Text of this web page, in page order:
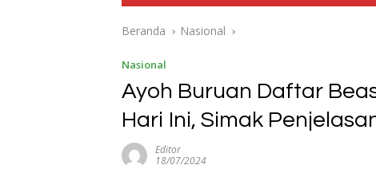
Beranda Nasional
Nasional
Ayoh Buruan Daftar
Hari Ini, Simak
Editor
18/07/2024